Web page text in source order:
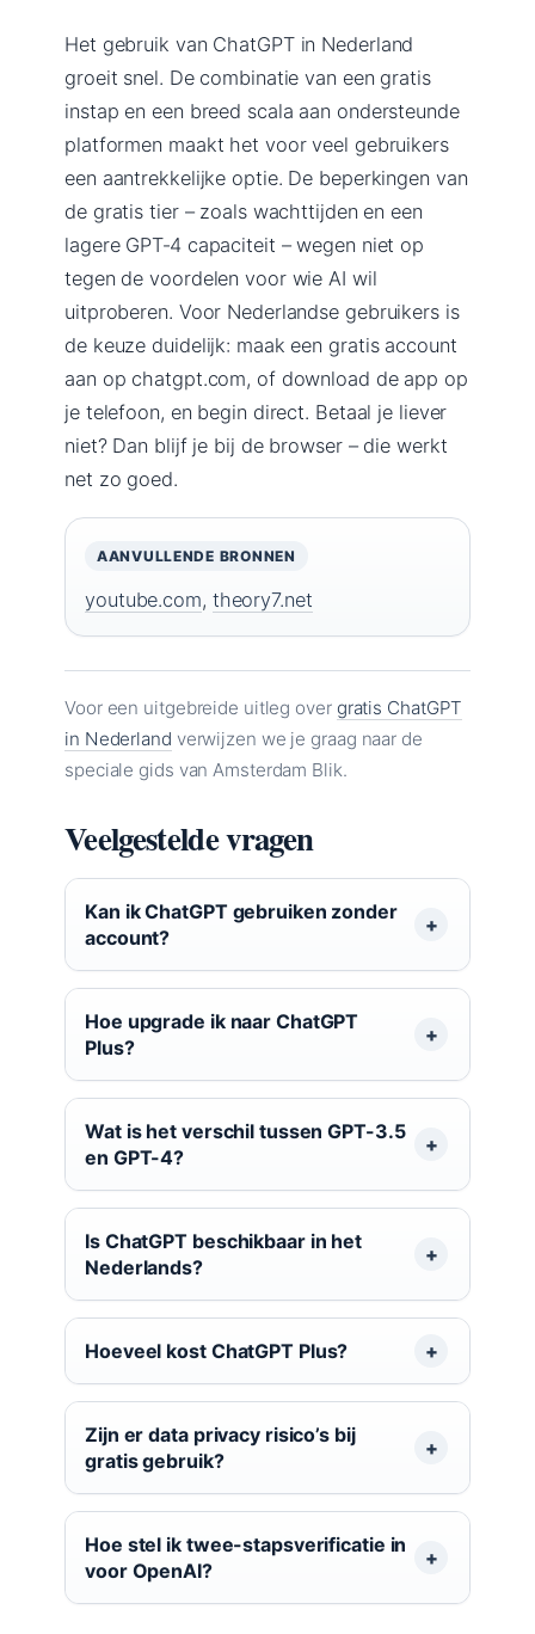
Het gebruik van ChatGPT in Nederland
groeit snel. De combinatie van een gratis
instap en een breed scala aan ondersteunde
platformen maakt het voor veel gebruikers
een aantrekkelijke optie. De beperkingen van
de gratis tier – zoals wachttijden en een
lagere GPT‑4 capaciteit – wegen niet op
tegen de voordelen voor wie AI wil
uitproberen. Voor Nederlandse gebruikers is
de keuze duidelijk: maak een gratis account
aan op chatgpt.com, of download de app op
je telefoon, en begin direct. Betaal je liever
niet? Dan blijf je bij de browser – die werkt
net zo goed.
AANVULLENDE BRONNEN
youtube.com, theory7.net
Voor een uitgebreide uitleg over gratis ChatGPT
in Nederland verwijzen we je graag naar de
speciale gids van Amsterdam Blik.
Veelgestelde vragen
Kan ik ChatGPT gebruiken zonder
account?
Hoe upgrade ik naar ChatGPT
Plus?
Wat is het verschil tussen GPT-3.5
en GPT-4?
Is ChatGPT beschikbaar in het
Nederlands?
Hoeveel kost ChatGPT Plus?
Zijn er data privacy risico’s bij
gratis gebruik?
Hoe stel ik twee-stapsverificatie in
voor OpenAI?